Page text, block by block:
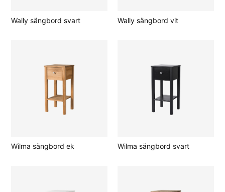
Wally sängbord svart Wally sängbord vit
Wilma sängbord ek Wilma sängbord svart